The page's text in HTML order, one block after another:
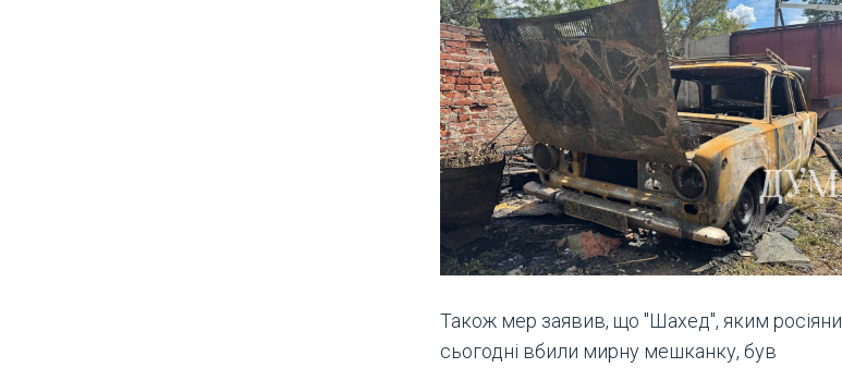
Також мер заявив, що "Шахед", яким росіяни
сьогодні вбили мирну мешканку, був